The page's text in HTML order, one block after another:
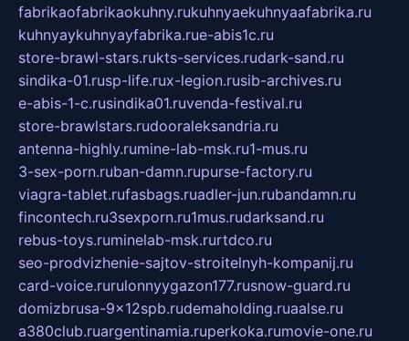
fabrikaofabrikaokuhny.rukuhnyaekuhnyaafabrika.ru
kuhnyaykuhnyayfabrika.rue-abis1c.ru
store-brawl-stars.rukts-services.rudark-sand.ru
sindika-01.rusp-life.rux-legion.rusib-archives.ru
e-abis-1-c.rusindika01.ruvenda-festival.ru
store-brawlstars.rudooraleksandria.ru
antenna-highly.rumine-lab-msk.ru1-mus.ru
3-sex-porn.ruban-damn.rupurse-factory.ru
viagra-tablet.rufasbags.ruadler-jun.rubandamn.ru
fincontech.ru3sexporn.ru1mus.rudarksand.ru
rebus-toys.ruminelab-msk.rurtdco.ru
seo-prodvizhenie-sajtov-stroitelnyh-kompanij.ru
card-voice.rurulonnyygazon177.rusnow-guard.ru
domizbrusa-9x12spb.rudemaholding.ruaalse.ru
a380club.ruargentinamia.ruperkoka.rumovie-one.ru